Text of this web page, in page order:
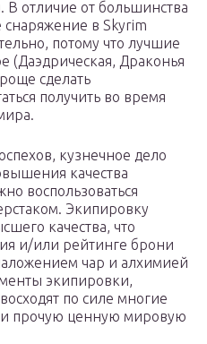
В отличие от большинства
в Skyrim
потому что лучшие
(Даэдрическая, Драконья
сделать
получить во время
кузнечное дело
качества
воспользоваться
Экипировку
качества, что
и/или рейтинге брони
чар и алхимией
экипировки,
по силе многие
и прочую ценную мировую